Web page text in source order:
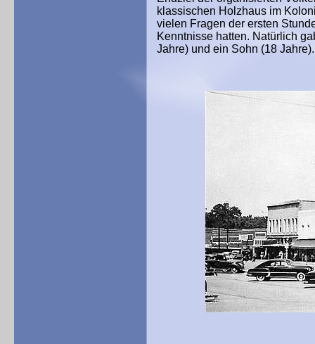
klassischen Holzhaus im
vielen Fragen der ersten
Kenntnisse hatten. Natürlich
Jahre) und ein Sohn (18 Jahre).